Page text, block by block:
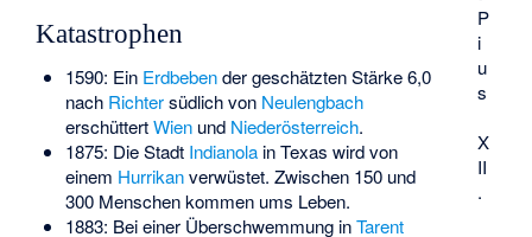
P
i
u
s
X
II
.
Katastrophen
1590: Ein Erdbebender geschätzten Stärke 6,0
nach Richtersüdlich von Neulengbach
erschüttertWienund Niederösterreich.
1875: Die Stadt Indianolain Texas wird von
einem Hurrikanverwüstet. Zwischen 150 und
300 Menschen kommen ums Leben.
1883: Bei einer Überschwemmung inTarent